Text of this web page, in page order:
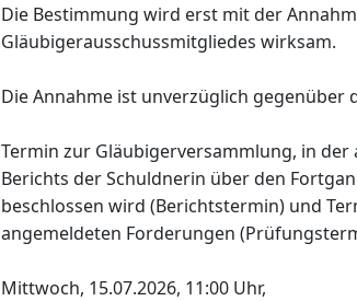
Die Bestimmung wird erst mit der
Gläubigerausschussmitgliedes wirksam.
Die Annahme ist unverzüglich gegenüber
Termin zur Gläubigerversammlung, in der
Berichts der Schuldnerin über den
beschlossen wird (Berichtstermin) und
angemeldeten Forderungen
Mittwoch, 15.07.2026, 11:00 Uhr,